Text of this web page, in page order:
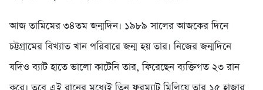
আজ তামিমের ৩৪তম জন্মদিন। ১৯৮৯ সালের আজকের দিনে
চট্টগ্রামের বিখ্যাত খান পরিবারে জন্ম হয় তার। নিজের জন্মদিনে
যদিও ব্যাট হাতে ভালো কাটেনি তার, ফিরেছেন ব্যক্তিগত ২৩ রান